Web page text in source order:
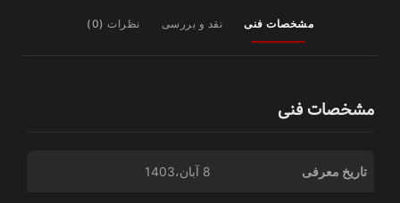
مشخصات فنی نقد و بررسی نظرات (0)
مشخصات فنی
تاریخ معرفی 8 آبان،1403